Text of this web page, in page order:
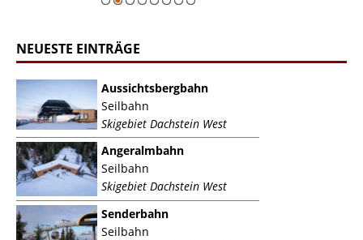
NEUESTE EINTRÄGE
Aussichtsbergbahn
Seilbahn
Skigebiet Dachstein West
Angeralmbahn
Seilbahn
Skigebiet Dachstein West
Senderbahn
Seilbahn